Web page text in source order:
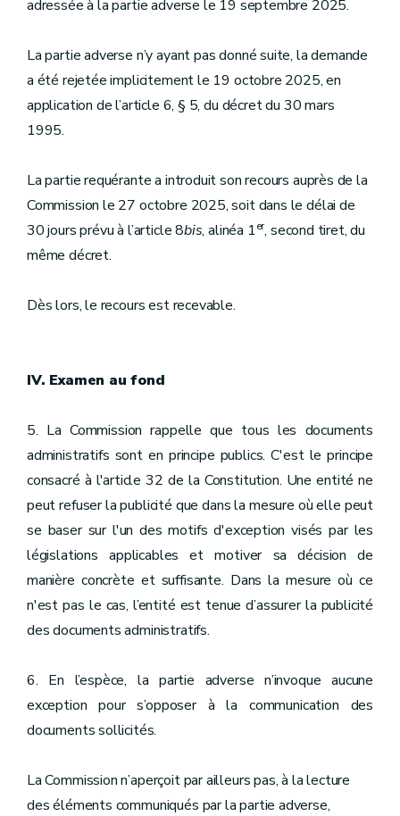
adressée à la partie adverse le 19 septembre 2025.
La partie adverse n’y ayant pas donné suite, la demande
a été rejetée implicitement le 19 octobre 2025, en
application de l’article 6, § 5, du décret du 30 mars
1995.
La partie requérante a introduit son recours auprès de la
Commission le 27 octobre 2025, soit dans le délai de
30 jours prévu à l’article 8bis, alinéa 1er, second tiret, du
même décret.
Dès lors, le recours est recevable.
IV. Examen au fond
5. La Commission rappelle que tous les documents
administratifs sont en principe publics. C'est le principe
consacré à l'article 32 de la Constitution. Une entité ne
peut refuser la publicité que dans la mesure où elle peut
se baser sur l'un des motifs d'exception visés par les
législations applicables et motiver sa décision de
manière concrète et suffisante. Dans la mesure où ce
n'est pas le cas, l’entité est tenue d’assurer la publicité
des documents administratifs.
6. En l’espèce, la partie adverse n’invoque aucune
exception pour s’opposer à la communication des
documents sollicités.
La Commission n’aperçoit par ailleurs pas, à la lecture
des éléments communiqués par la partie adverse,